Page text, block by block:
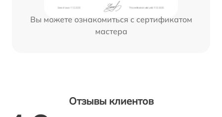
Вы можете ознакомиться с сертификатом
мастера
Отзывы клиентов